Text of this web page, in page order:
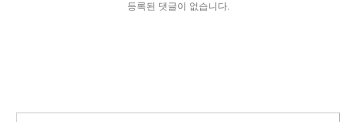
등록된 댓글이 없습니다.